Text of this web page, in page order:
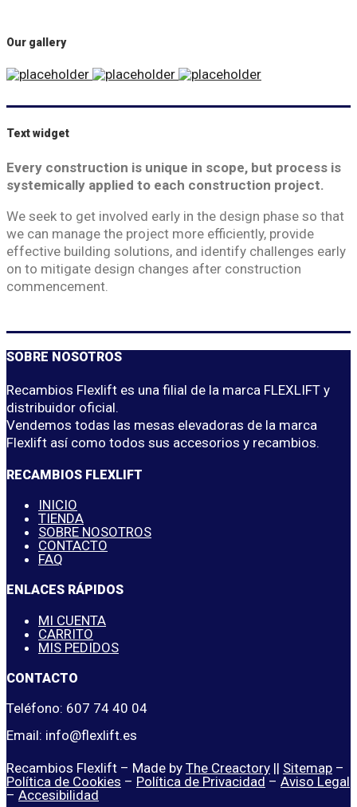
Our gallery
Text widget
Every construction is unique in scope, but process is
systemically applied to each construction project.
We seek to get involved early in the design phase so that
we can manage the project more efficiently, provide
effective building solutions, and identify challenges early
on to mitigate design changes after construction
commencement.
SOBRE NOSOTROS
Recambios Flexlift es una filial de la marca FLEXLIFT y
distribuidor oficial.
Vendemos todas las mesas elevadoras de la marca
Flexlift así como todos sus accesorios y recambios.
RECAMBIOS FLEXLIFT
INICIO
TIENDA
SOBRE NOSOTROS
CONTACTO
FAQ
ENLACES RÁPIDOS
MI CUENTA
CARRITO
MIS PEDIDOS
CONTACTO
Teléfono: 607 74 40 04
Email: info@flexlift.es
Recambios Flexlift – Made by The Creactory || Sitemap –
Política de Cookies – Política de Privacidad – Aviso Legal
– Accesibilidad